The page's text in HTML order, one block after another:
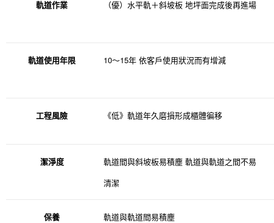
軌道作業 （優）水平軌＋斜坡板 地坪面完成後再進場
軌道使用年限 10～15年 依客戶使用狀況而有增減
工程風險 《低》軌道年久磨損形成櫃體徧移
潔淨度 軌道間與斜坡板易積塵 軌道與軌道之間不易
清潔
保養 軌道與軌道間易積塵